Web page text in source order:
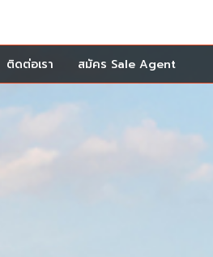
ติดต่อเรา สมัคร Sale Agent